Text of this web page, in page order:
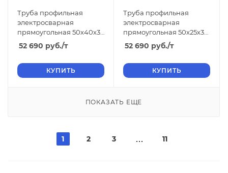
Труба профильная
электросварная
прямоугольная 50х40х3
ТУ, длина 6 м, размер b
52 690 руб./т
КУПИТЬ
Труба профильная
электросварная
прямоугольная 50х25х3
ТУ, длина 6 м, размер b
52 690 руб./т
КУПИТЬ
ПОКАЗАТЬ ЕЩЕ
1 2 3 11